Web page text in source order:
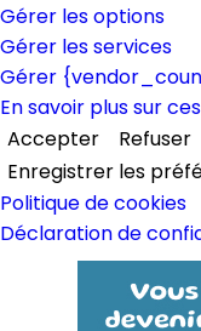
Gérer les options
Gérer les services
Gérer
En savoir plus sur
Accepter
Refuser
Enregistrer les
Politique de cookies
Déclaration de